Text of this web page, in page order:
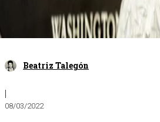
Beatriz Talegón
|
08/03/2022